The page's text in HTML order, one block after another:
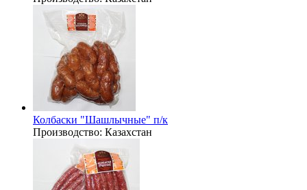
Колбаски "Шашлычные" п/к
Производство: Казахстан